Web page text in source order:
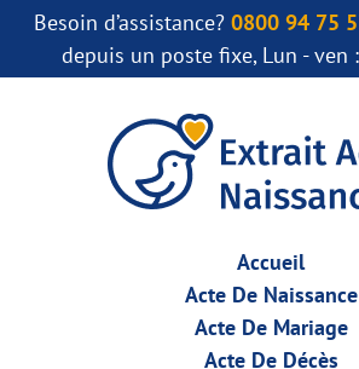
Besoin d’assistance? 0800 94 75
depuis un poste fixe, Lun - ven
Accueil
Acte De Naissance
Acte De Mariage
Acte De Décès